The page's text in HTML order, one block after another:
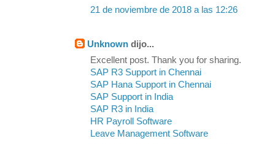
21 de noviembre de 2018 a las 12:26
Unknown dijo...
Excellent post. Thank you for sharing.
SAP R3 Support in Chennai
SAP Hana Support in Chennai
SAP Support in India
SAP R3 in India
HR Payroll Software
Leave Management Software